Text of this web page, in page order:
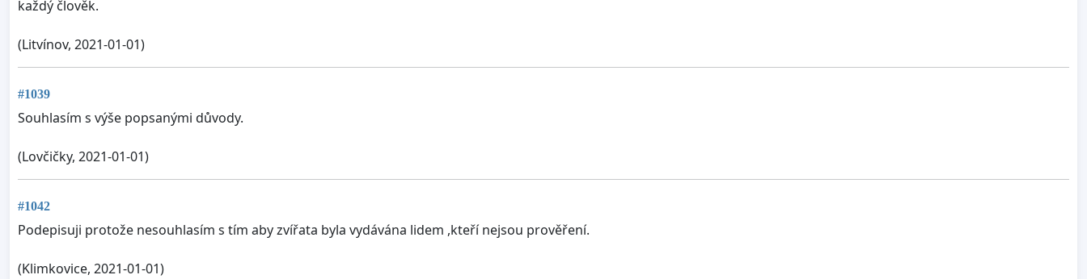
každý člověk.
(Litvínov, 2021-01-01)
#1039
Souhlasím s výše popsanými důvody.
(Lovčičky, 2021-01-01)
#1042
Podepisuji protože nesouhlasím s tím aby zvířata byla vydávána lidem ,kteří nejsou prověření.
(Klimkovice, 2021-01-01)